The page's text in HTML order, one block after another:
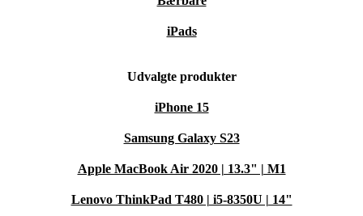
iPads
Udvalgte produkter
iPhone 15
Samsung Galaxy S23
Apple MacBook Air 2020 | 13.3" | M1
Lenovo ThinkPad T480 | i5-8350U | 14"